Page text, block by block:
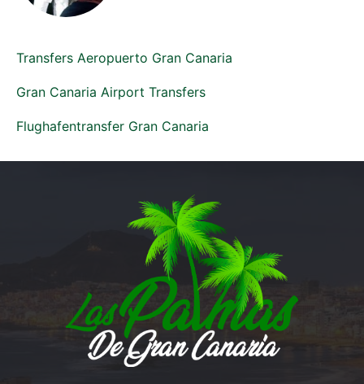
Transfers Aeropuerto Gran Canaria
Gran Canaria Airport Transfers
Flughafentransfer Gran Canaria